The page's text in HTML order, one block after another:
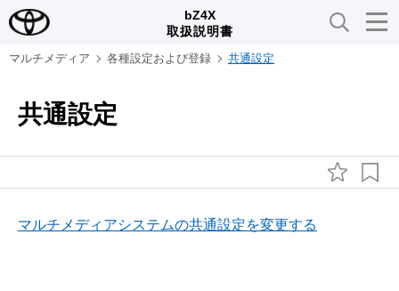
bZ4X
取扱説明書
マルチメディア 各種設定および登録 共通設定
共通設定
マルチメディアシステムの共通設定を変更する